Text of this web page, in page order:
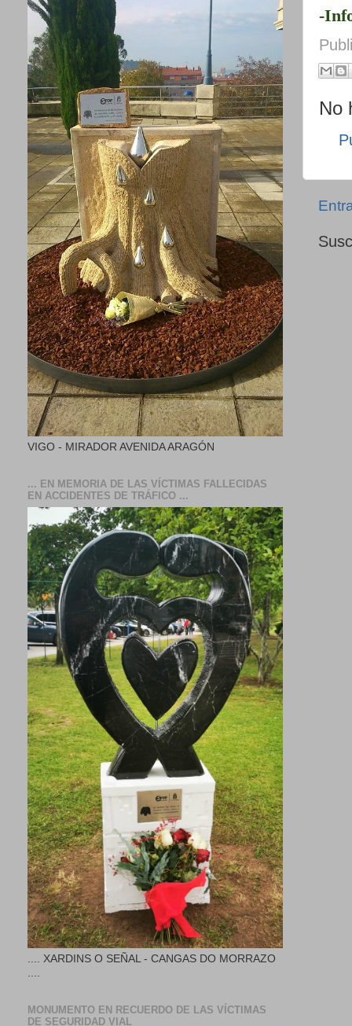
-
No
VIGO - MIRADOR AVENIDA ARAGÓN
... EN MEMORIA DE LAS VÍCTIMAS FALLECIDAS
EN ACCIDENTES DE TRÁFICO ...
.... XARDINS O SEÑAL - CANGAS DO MORRAZO
MONUMENTO EN RECUERDO DE LAS VÍCTIMAS
DE SEGURIDAD VIAL